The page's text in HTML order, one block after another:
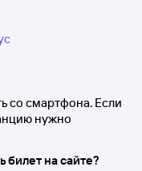
со смартфона. Если
нужно
на сайте?